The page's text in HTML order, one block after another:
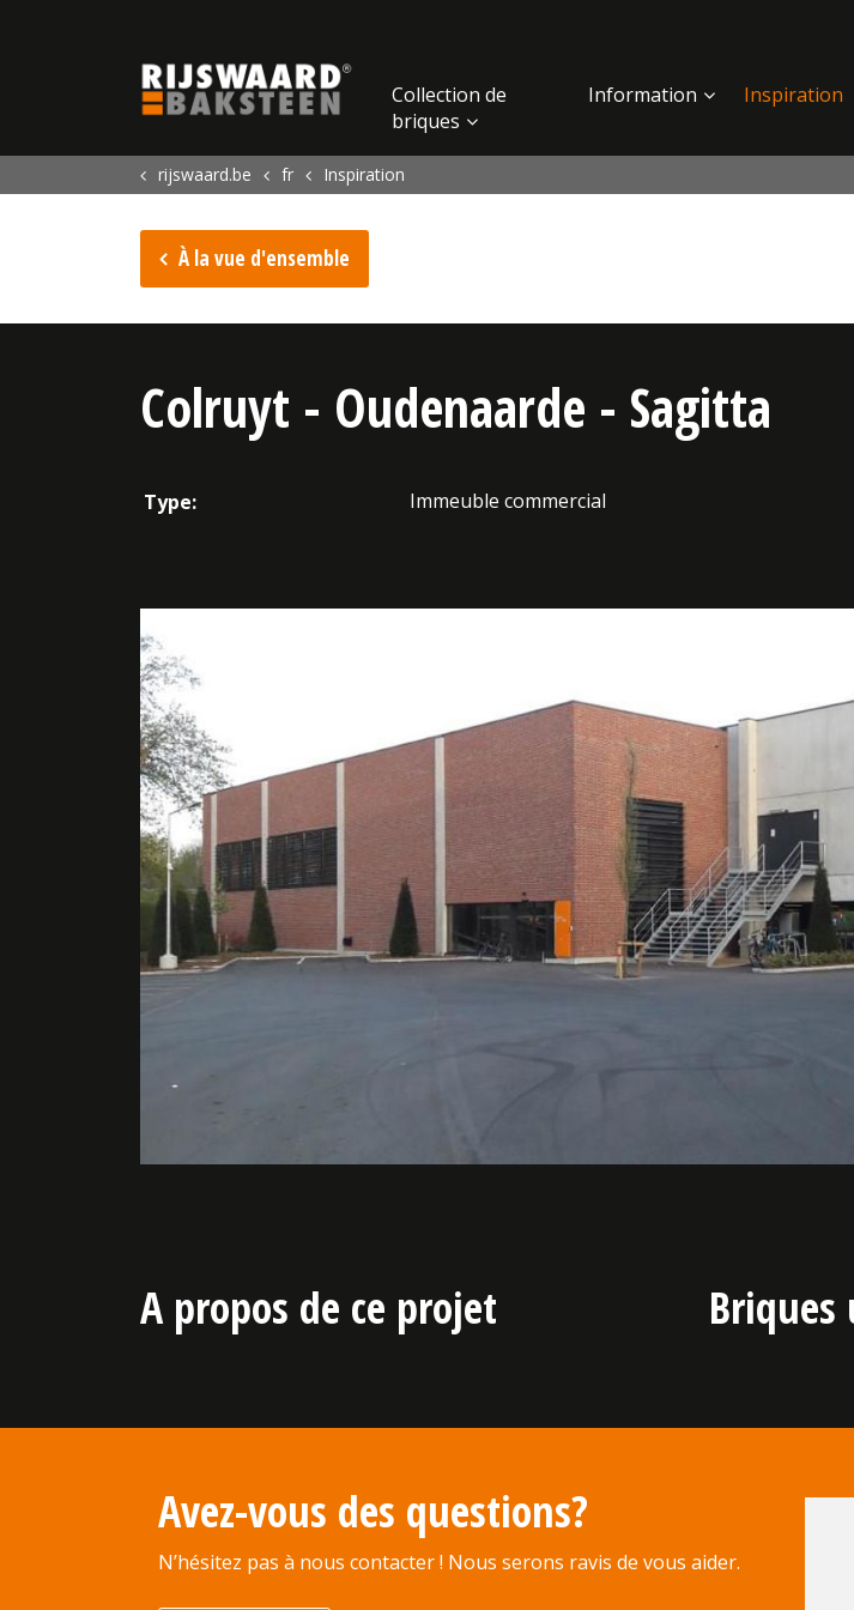
Collection de
briques
Information Inspiration
rijswaard.be fr Inspiration
À la vue d'ensemble
Colruyt - Oudenaarde - Sagitta
Type: Immeuble commercial
A propos de ce projet Briques
Avez-vous des questions?
N’hésitez pas à nous contacter ! Nous serons ravis de vous aider.